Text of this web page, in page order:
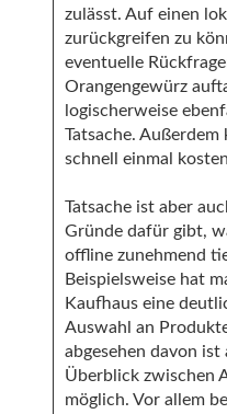
zulässt. Auf einen
zurückgreifen zu
eventuelle
Orangengewürz
logischerweise
Tatsache. Außerdem
schnell einmal
Tatsache ist aber
Gründe dafür gibt,
offline zunehmend
Beispielsweise hat
Kaufhaus eine
Auswahl an
abgesehen davon
Überblick zwischen
möglich. Vor allem